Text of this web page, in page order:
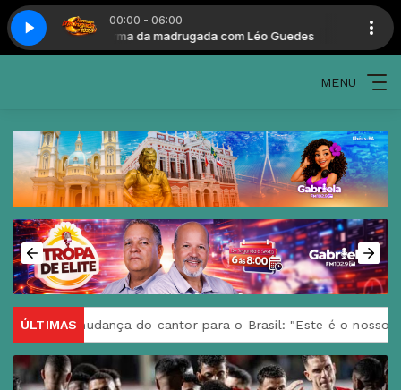
00:00 - 06:00
Turma da madrugada com Léo Guedes
MENU
ÚLTIMASdo cantor para o Brasil: "Este é o nosso futuro lar"